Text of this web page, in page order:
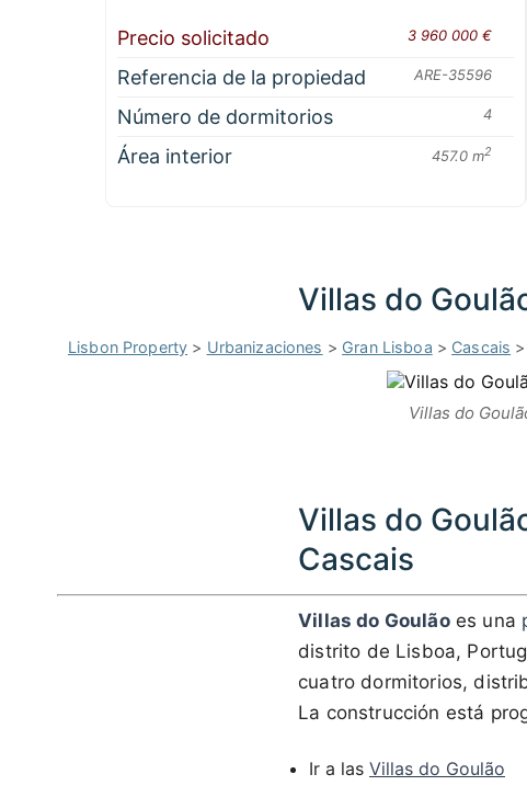
Precio solicitado 3 960 000 €
Referencia de la propiedad ARE-35596
Número de dormitorios 4
Área interior 457.0 m2
Villas do
Lisbon Property > Urbanizaciones > Gran Lisboa > Cascais >
Villas do
Villas do
Cascais
Villas do Goulãoes una
distrito de Lisboa,
cuatro dormitorios,
La construcción está
Ir a las Villas do Goulão